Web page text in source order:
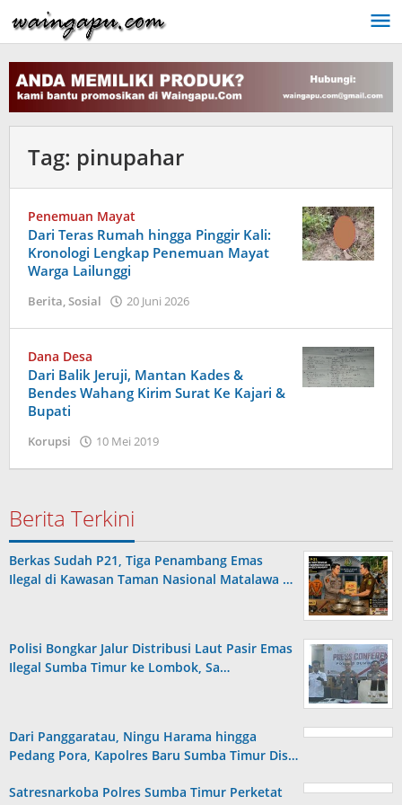
ke
konten
Tag: pinupahar
Penemuan Mayat
Dari Teras Rumah hingga Pinggir Kali:
Kronologi Lengkap Penemuan Mayat
Warga Lailunggi
Berita,Sosial 20 Juni 2026
Umbu
Lodu
Dana Desa
Dari Balik Jeruji, Mantan Kades &
Bendes Wahang Kirim Surat Ke Kajari &
Bupati
Korupsi 10 Mei 2019
Berita Terkini
Berkas Sudah P21, Tiga Penambang Emas
Ilegal di Kawasan Taman Nasional Matalawa …
Polisi Bongkar Jalur Distribusi Laut Pasir Emas
Ilegal Sumba Timur ke Lombok, Sa…
Dari Panggaratau, Ningu Harama hingga
Pedang Pora, Kapolres Baru Sumba Timur Dis…
Satresnarkoba Polres Sumba Timur Perketat